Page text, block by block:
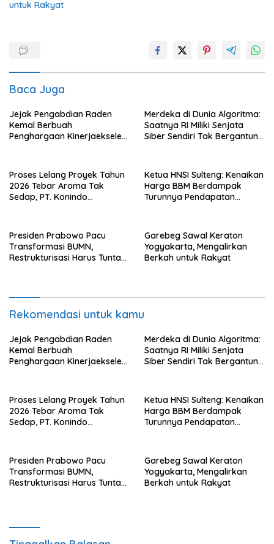
untuk Rakyat
Baca Juga
Jejak Pengabdian Raden
Kemal Berbuah
Penghargaan Kinerjaekselen
Merdeka di Dunia Algoritma:
Saatnya RI Miliki Senjata
Siber Sendiri Tak Bergantung
Proses Lelang Proyek Tahun
2026 Tebar Aroma Tak
Sedap, PT. Konindo
Ketua HNSI Sulteng: Kenaikan
Harga BBM Berdampak
Turunnya Pendapatan
Presiden Prabowo Pacu
Transformasi BUMN,
Restrukturisasi Harus Tuntas
Garebeg Sawal Keraton
Yogyakarta, Mengalirkan
Berkah untuk Rakyat
Rekomendasi untuk kamu
Jejak Pengabdian Raden
Kemal Berbuah
Penghargaan Kinerjaekselen
Merdeka di Dunia Algoritma:
Saatnya RI Miliki Senjata
Siber Sendiri Tak Bergantung
Proses Lelang Proyek Tahun
2026 Tebar Aroma Tak
Sedap, PT. Konindo
Ketua HNSI Sulteng: Kenaikan
Harga BBM Berdampak
Turunnya Pendapatan
Presiden Prabowo Pacu
Transformasi BUMN,
Restrukturisasi Harus Tuntas
Garebeg Sawal Keraton
Yogyakarta, Mengalirkan
Berkah untuk Rakyat